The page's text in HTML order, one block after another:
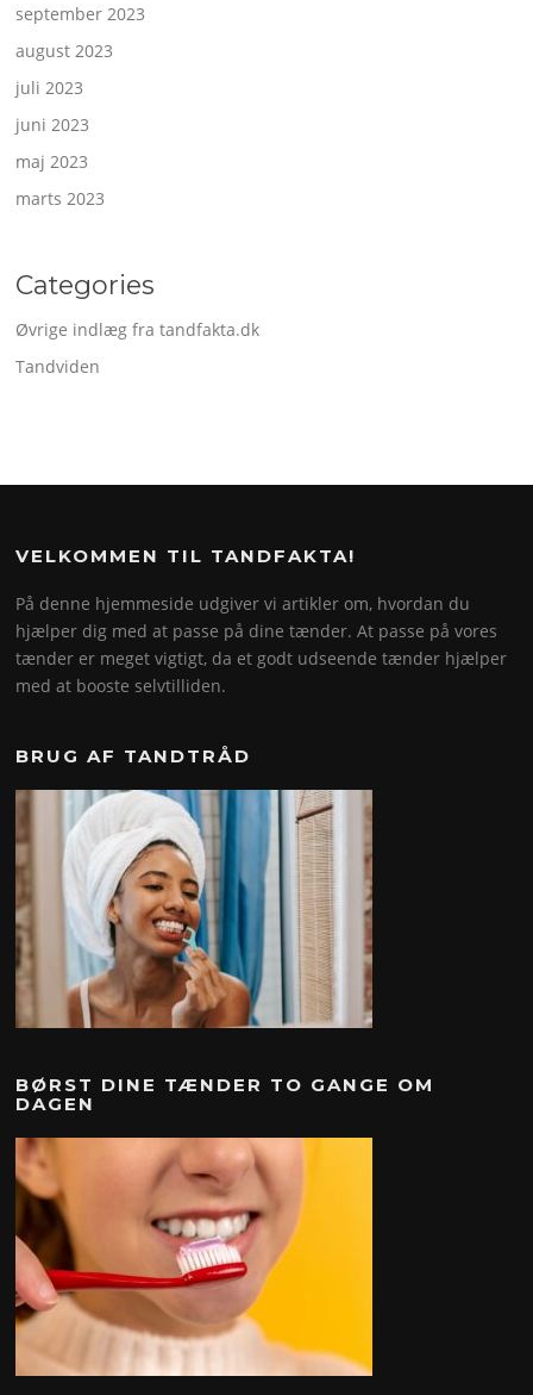
september 2023
august 2023
juli 2023
juni 2023
maj 2023
marts 2023
Categories
Øvrige indlæg fra tandfakta.dk
Tandviden
VELKOMMEN TIL TANDFAKTA!
På denne hjemmeside udgiver vi artikler om, hvordan du
hjælper dig med at passe på dine tænder. At passe på vores
tænder er meget vigtigt, da et godt udseende tænder hjælper
med at booste selvtilliden.
BRUG AF TANDTRÅD
BØRST DINE TÆNDER TO GANGE OM
DAGEN